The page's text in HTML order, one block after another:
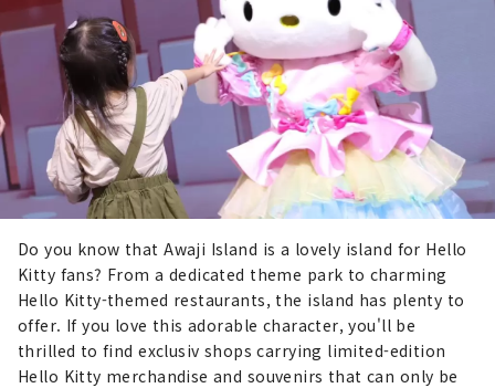
Do you know that Awaji Island is a lovely island for Hello
Kitty fans? From a dedicated theme park to charming
Hello Kitty-themed restaurants, the island has plenty to
offer. If you love this adorable character, you'll be
thrilled to find exclusiv shops carrying limited-edition
Hello Kitty merchandise and souvenirs that can only be